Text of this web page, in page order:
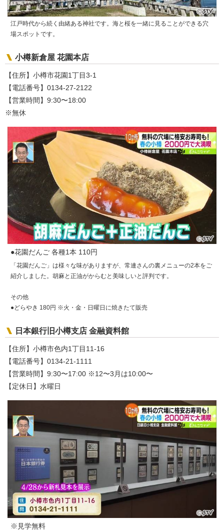
江戸時代から続く由緒ある神社です。海と桜を一緒に見ることができる穴
場スポットです。
小樽新倉屋 花園本店
【住所】小樽市花園1丁目3-1
【電話番号】0134-27-2122
【営業時間】9:30〜18:00
※無休
●花園だんご 各種1本 110円
「花園だんご」は様々な味がありますが、常連さんの裏メニューの2本をご
紹介しました。胡麻と正油がからむと美味しいと評判です。
その他
●どらやき 180円 ※火・金・日曜日に焼きたて販売
日本銀行旧小樽支店 金融資料館
【住所】小樽市色内1丁目11-16
【電話番号】0134-21-1111
【営業時間】9:30〜17:00 ※12〜3月は10:00〜
【定休日】水曜日
※見学無料